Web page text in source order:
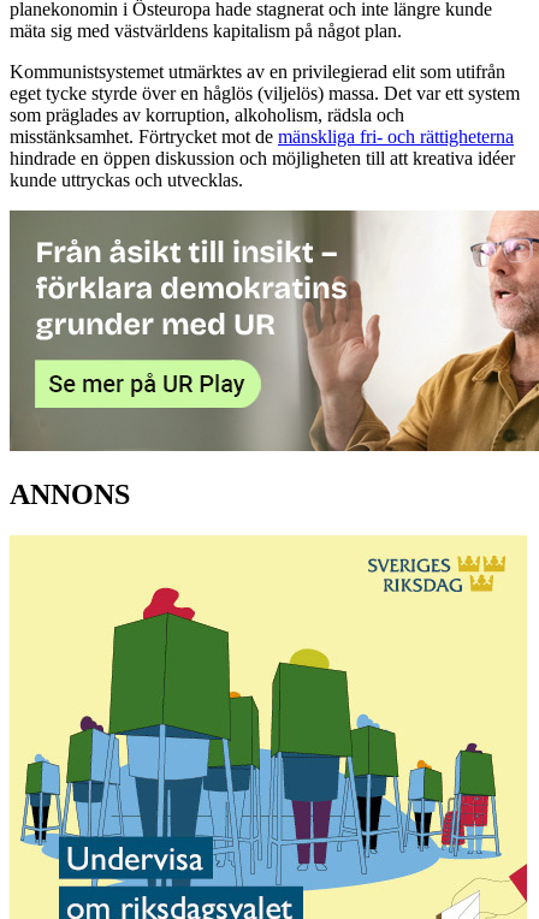
planekonomin i Östeuropa hade stagnerat och inte längre kunde
mäta sig med västvärldens kapitalism på något plan.
Kommunistsystemet utmärktes av en privilegierad elit som utifrån
eget tycke styrde över en håglös (viljelös) massa. Det var ett system
som präglades av korruption, alkoholism, rädsla och
misstänksamhet. Förtrycket mot de mänskliga fri- och rättigheterna
hindrade en öppen diskussion och möjligheten till att kreativa idéer
kunde uttryckas och utvecklas.
ANNONS